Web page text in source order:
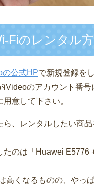
Fiのレンタル
の公式HPで新規登録をし
のアカウント番号
意して下さい。
ら、レンタルしたい商品
たのは「Huawei E5776
高くなるものの、やっ